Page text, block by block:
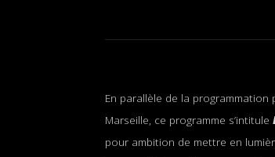
En parallèle de la
Marseille, ce programme s’intitule
pour ambition de mettre en